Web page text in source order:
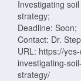
Investigating
strategy;
Deadline: Soon;
Contact: Dr.
URL: https://
investigating-
strategy/